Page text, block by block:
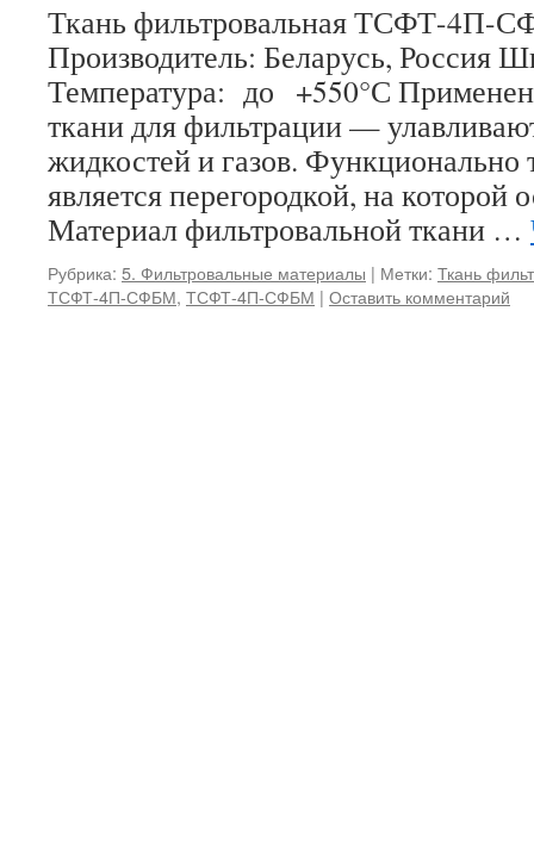
Ткань фильтровальная
Производитель: Беларусь, Россия
Температура: до +550°С
ткани для фильтрации —
жидкостей и газов. Функционально
является перегородкой, на которой
Материал фильтровальной ткани …
Рубрика: 5. Фильтровальные материалы | Метки: Ткань
ТСФТ-4П-СФБМ, ТСФТ-4П-СФБМ | Оставить комментарий